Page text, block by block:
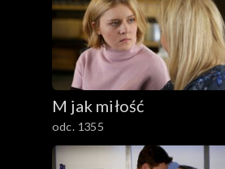
M jak miłość
odc. 1355